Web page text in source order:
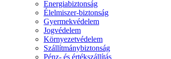
Energiabiztonság
Élelmiszer-biztonság
Gyermekvédelem
Jogvédelem
Környezetvédelem
Szállítmánybiztonság
Pénz- és értékszállítás